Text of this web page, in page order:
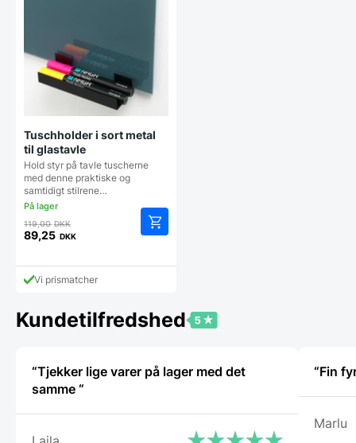
Tuschholder i sort metal
til glastavle
Hold styr på tavle tuscherne
med denne praktiske og
samtidigt stilrene…
119,00DKKDen
oprindelige
var:
119,00 DKK.
89,25 DKK
aktuelle
prisVi prismatcher
Kundetilfredshed
“Tjekker lige varer på lager med det
samme “
“Fin
Marlu